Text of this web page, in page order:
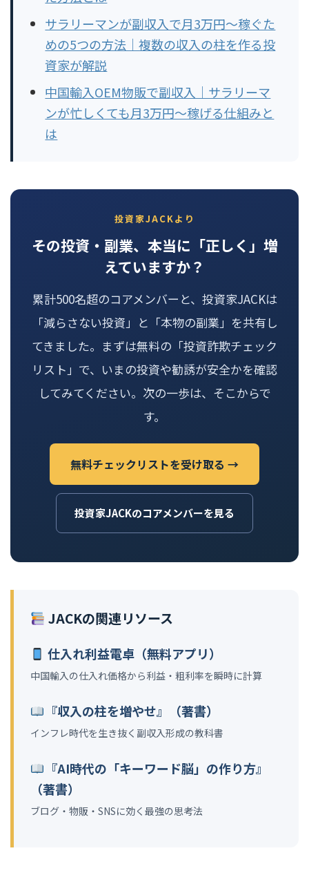
サラリーマンが副収入で月3万円〜稼ぐた
めの5つの方法｜複数の収入の柱を作る投
資家が解説
中国輸入OEM物販で副収入｜サラリーマ
ンが忙しくても月3万円〜稼げる仕組みと
は
投資家JACKより
その投資・副業、本当に「正しく」増
えていますか？
累計500名超のコアメンバーと、投資家JACKは
「減らさない投資」と「本物の副業」を共有し
てきました。まずは無料の「投資詐欺チェック
リスト」で、いまの投資や勧誘が安全かを確認
してみてください。次の一歩は、そこからで
す。
無料チェックリストを受け取る →
投資家JACKのコアメンバーを見る
JACKの関連リソース
仕入れ利益電卓（無料アプリ）
中国輸入の仕入れ価格から利益・粗利率を瞬時に計算
『収入の柱を増やせ』（著書）
インフレ時代を生き抜く副収入形成の教科書
『AI時代の「キーワード脳」の作り方』
（著書）
ブログ・物販・SNSに効く最強の思考法